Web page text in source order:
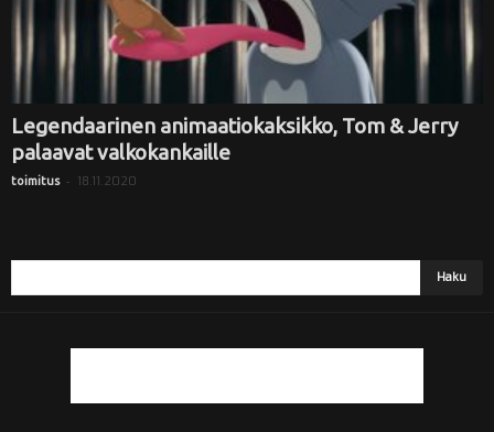
Legendaarinen animaatiokaksikko, Tom & Jerry
palaavat valkokankaille
toimitus - 18.11.2020